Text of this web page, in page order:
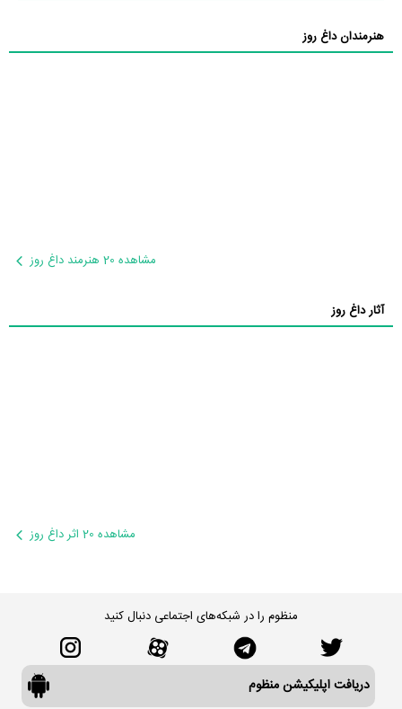
هنرمندان داغ روز
مشاهده 20 هنرمند داغ روز
آثار داغ روز
مشاهده 20 اثر داغ روز
منظوم را در شبکه‌های اجتماعی دنبال کنید
دریافت اپلیکیشن منظوم